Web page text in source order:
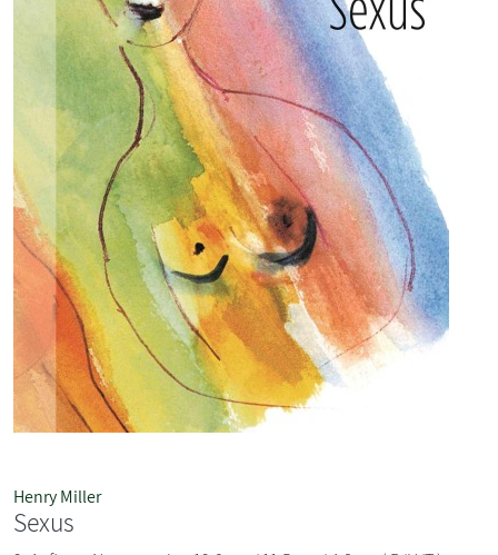
Henry Miller
Sexus